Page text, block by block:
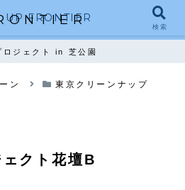
ロジェクト in 芝公園
ン 東京クリーンナップ
クト花壇B
UP FRONTIER
検索